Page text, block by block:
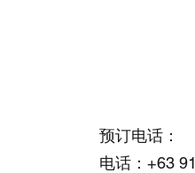
预订电话：
电话：+63